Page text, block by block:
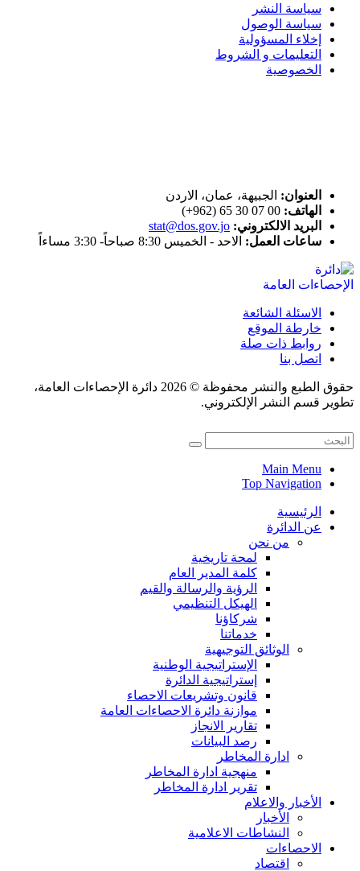
سياسة النشر
سياسة الوصول
إخلاء المسؤولية
التعليمات و الشروط
الخصوصية
العنوان: الجبيهة، عمان، الاردن
الهاتف: 00 07 30 65 (962+)
البريد الالكتروني: stat@dos.gov.jo
ساعات العمل: الاحد - الخميس 8:30 صباحاً- 3:30 مساءاً
الاسئلة الشائعة
خارطة الموقع
روابط ذات صلة
اتصل بنا
حقوق الطبع والنشر محفوظة © 2026 دائرة الإحصاءات العامة،
تطوير قسم النشر الإلكتروني.
Main Menu
Top Navigation
الرئيسية
عن الدائرة
من نحن
لمحة تاريخية
كلمة المدير العام
الرؤية والرسالة والقيم
الهيكل التنظيمي
شركاؤنا
خدماتنا
الوثائق التوجيهية
الإستراتيجية الوطنية
إستراتيجية الدائرة
قانون وتشريعات الاحصاء
موازنة دائرة الاحصاءات العامة
تقارير الانجاز
رصد البيانات
ادارة المخاطر
منهجية ادارة المخاطر
تقرير ادارة المخاطر
الأخبار والاعلام
الأخبار
النشاطات الاعلامية
الاحصاءات
اقتصاد